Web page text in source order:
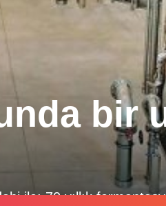
bir
ile; 70 yıllık